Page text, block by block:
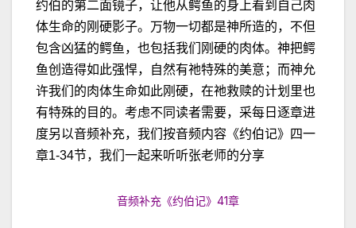
约伯的第二面镜子，让他从鳄鱼的身上看到自己肉
体生命的刚硬影子。万物一切都是神所造的，不但
包含凶猛的鳄鱼，也包括我们刚硬的肉体。神把鳄
鱼创造得如此强悍，自然有祂特殊的美意；而神允
许我们的肉体生命如此刚硬，在祂救赎的计划里也
有特殊的目的。考虑不同读者需要，采每日逐章进
度另以音频补充，我们按音频内容《约伯记》四一
章1-34节，我们一起来听听张老师的分享
音频补充《约伯记》41章